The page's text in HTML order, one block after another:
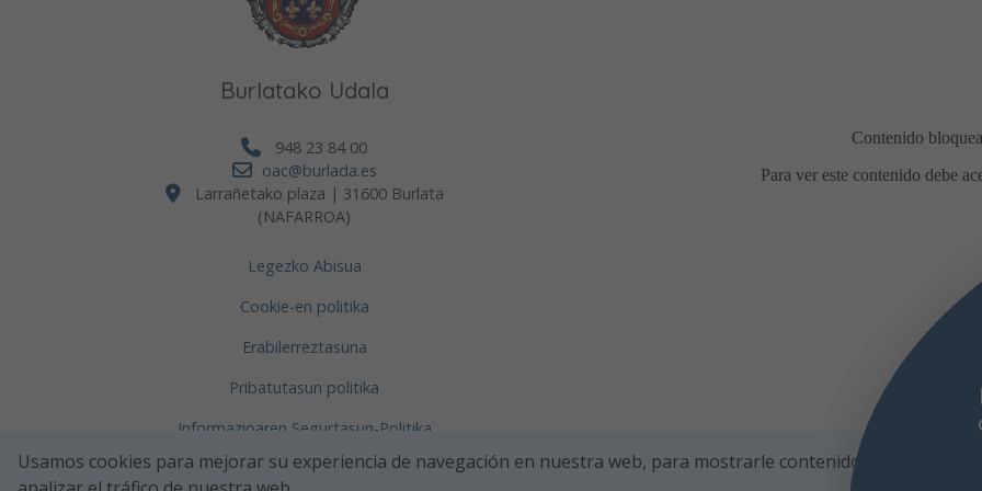
Burlatako Udala
948 23 84 00
oac@burlada.es
Larrañetako plaza | 31600 Burlata
(NAFARROA)
Legezko Abisua
Cookie-en politika
Erabilerreztasuna
Pribatutasun politika
Informazioaren Segurtasun-Politika
Usamos cookies para mejorar su experiencia de navegación en nuestra web, para mostrarle contenidos